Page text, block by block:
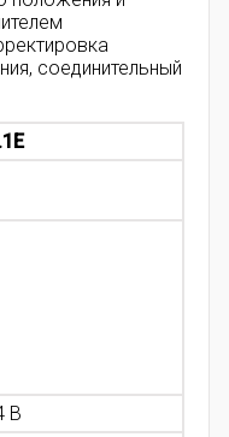
соединительный
В